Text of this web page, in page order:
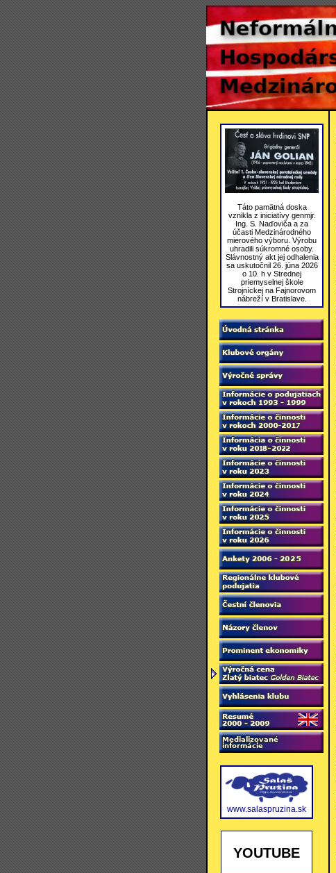
Táto pamätná doska
vznikla z iniciatívy genmjr.
Ing. S. Naďoviča a za
účasti Medzinárodného
mierového výboru. Výrobu
uhradili súkromné osoby.
Slávnostný akt jej odhalenia
sa uskutočnil 26. júna 2026
o 10. h v Strednej
priemyselnej škole
Strojníckej na Fajnorovom
nábreží v Bratislave.
www.salaspruzina.sk
YOUTUBE